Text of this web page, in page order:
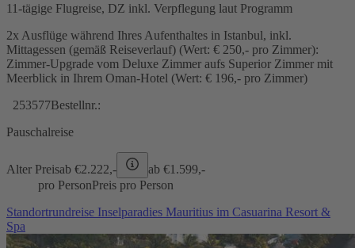
11-tägige Flugreise, DZ inkl. Verpflegung laut Programm
2x Ausflüge während Ihres Aufenthaltes in Istanbul, inkl.
Mittagessen (gemäß Reiseverlauf) (Wert: € 250,- pro Zimmer):
Zimmer-Upgrade vom Deluxe Zimmer aufs Superior Zimmer mit
Meerblick in Ihrem Oman-Hotel (Wert: € 196,- pro Zimmer)
253577Bestellnr.:
Pauschalreise
Alter Preisab €2.222,- ab €1.599,-
pro PersonPreis pro Person
Standortrundreise Inselparadies Mauritius im Casuarina Resort &
Spa